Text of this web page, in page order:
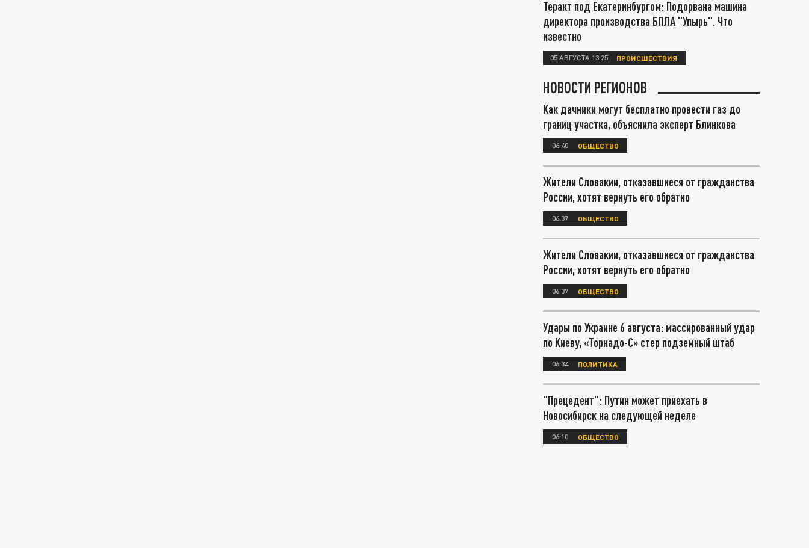
Теракт под Екатеринбургом: Подорвана машина
директора производства БПЛА "Упырь". Что
известно
05 АВГУСТА 13:25 ПРОИСШЕСТВИЯ
НОВОСТИ РЕГИОНОВ
Как дачники могут бесплатно провести газ до
границ участка, объяснила эксперт Блинкова
06:40 ОБЩЕСТВО
Жители Словакии, отказавшиеся от гражданства
России, хотят вернуть его обратно
06:37 ОБЩЕСТВО
Жители Словакии, отказавшиеся от гражданства
России, хотят вернуть его обратно
06:37 ОБЩЕСТВО
Удары по Украине 6 августа: массированный удар
по Киеву, «Торнадо-С» стер подземный штаб
06:34 ПОЛИТИКА
"Прецедент": Путин может приехать в
Новосибирск на следующей неделе
06:10 ОБЩЕСТВО